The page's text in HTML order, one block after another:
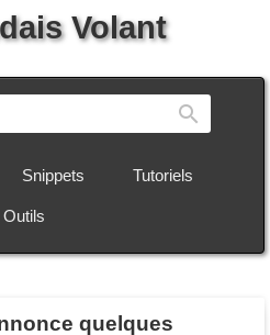
Volant
Snippets Tutoriels
Outils
quelques